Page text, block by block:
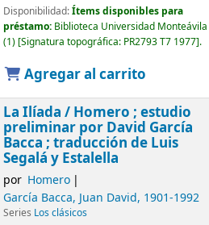
Disponibilidad:Ítems disponibles para
préstamo: Biblioteca Universidad Monteávila
(1) Signatura topográfica: PR2793 T7 1977 .
Agregar al carrito
La Ilíada / Homero ; estudio
preliminar por David García
Bacca ; traducción de Luis
Segalá y Estalella
por Homero
García Bacca, Juan David, 1901-1992
Series Los clásicos